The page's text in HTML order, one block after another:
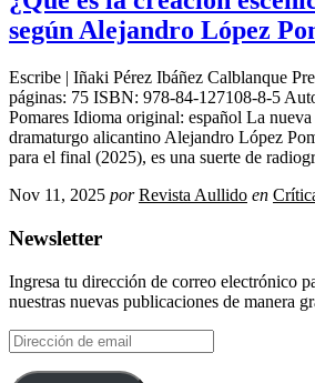
según Alejandro López
Escribe | Iñaki Pérez Ibáñez Calblanque
páginas: 75 ISBN: 978-84-127108-8-5
Pomares Idioma original: español La
dramaturgo alicantino Alejandro López
para el final (2025), es una suerte de
Nov 11, 2025 por Revista Aullido en
Newsletter
Ingresa tu dirección de correo electrónico
nuestras nuevas publicaciones de manera
Dirección
de
email